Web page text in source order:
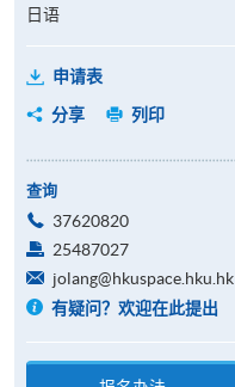
日语
申请表
分享
列印
查询
37620820
25487027
jolang@hkuspace.hku.hk
有疑问？欢迎在此提出